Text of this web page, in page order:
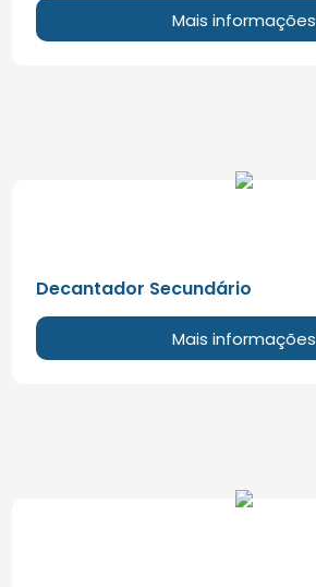
Mais informações
Decantador Secundário
Mais informações